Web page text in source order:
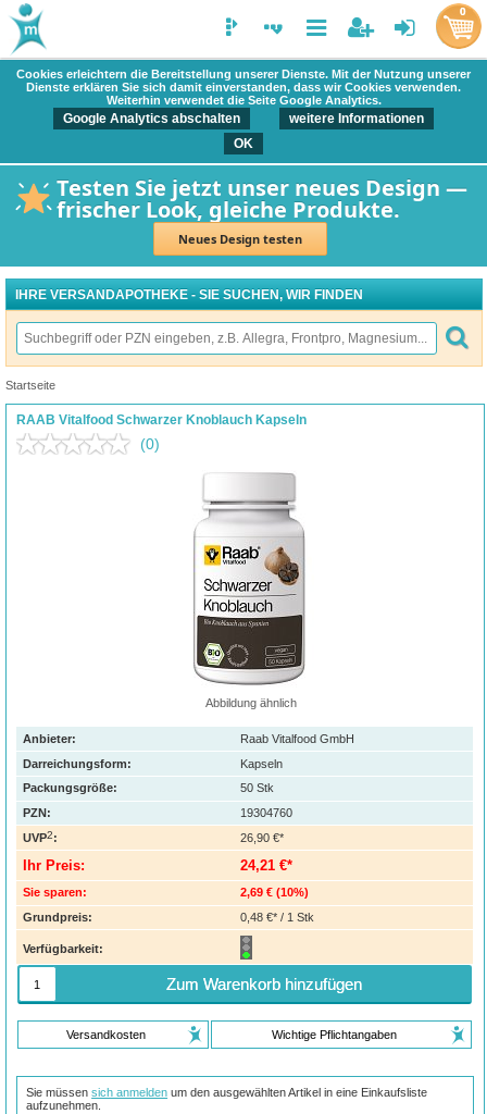
Cookies erleichtern die Bereitstellung unserer Dienste. Mit der Nutzung unserer
Dienste erklären Sie sich damit einverstanden, dass wir Cookies verwenden.
Weiterhin verwendet die Seite Google Analytics.
Google Analytics abschalten
weitere Informationen
OK
Testen Sie jetzt unser neues Design —
frischer Look, gleiche Produkte.
Neues Design testen
0
IHRE VERSANDAPOTHEKE - SIE SUCHEN, WIR FINDEN
Startseite
RAAB Vitalfood Schwarzer Knoblauch Kapseln
(0)
Abbildung ähnlich
Anbieter:
Raab Vitalfood GmbH
Darreichungsform:
Kapseln
Packungsgröße:
50 Stk
PZN:
19304760
UVP2: 26,90 €*
Ihr Preis: 24,21 €*
Sie sparen: 2,69 € (10%)
Grundpreis:
0,48 €* / 1 Stk
Verfügbarkeit:
Zum Warenkorb hinzufügen
Versandkosten Wichtige Pflichtangaben
Sie müssensich anmelden um den ausgewählten Artikel in eine Einkaufsliste
aufzunehmen.